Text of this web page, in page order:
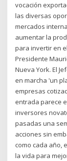
vocación
las diversas
mercados
aumentar la
para invertir en
Presidente
Nueva York. El
en marcha 'un
empresas
entrada parece
inversores
pasadas una
acciones sin
como cada año,
la vida para